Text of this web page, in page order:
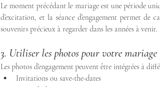
Le moment précédant le mariage est une période
d’excitation, et la séance d’engagement permet
souvenirs précieux à regarder dans les années à venir.
3. Utiliser les photos pour votre mariage
Les photos d’engagement peuvent être intégrées à
Invitations ou save-the-dates